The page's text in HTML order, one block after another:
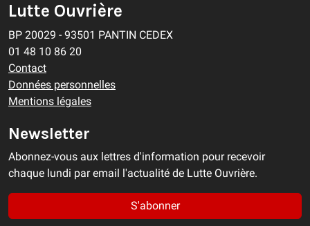
Lutte Ouvrière
BP 20029 - 93501 PANTIN CEDEX
01 48 10 86 20
Contact
Données personnelles
Mentions légales
Newsletter
Abonnez-vous aux lettres d'information pour recevoir
chaque lundi par email l'actualité de Lutte Ouvrière.
S'abonner